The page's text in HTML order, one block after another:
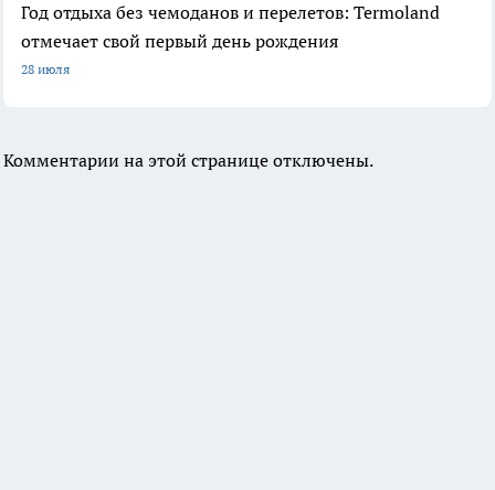
Год отдыха без чемоданов и перелетов: Termoland
отмечает свой первый день рождения
28 июля
Комментарии на этой странице отключены.